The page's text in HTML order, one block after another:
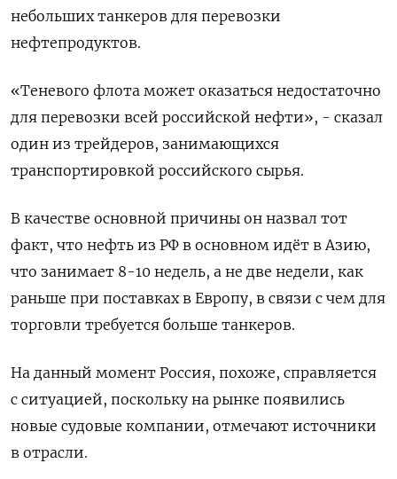
небольших танкеров для перевозки
нефтепродуктов.
«Теневого флота может оказаться недостаточно
для перевозки всей российской нефти», - сказал
один из трейдеров, занимающихся
транспортировкой российского сырья.
В качестве основной причины он назвал тот
факт, что нефть из РФ в основном идёт в Азию,
что занимает 8-10 недель, а не две недели, как
раньше при поставках в Европу, в связи с чем для
торговли требуется больше танкеров.
На данный момент Россия, похоже, справляется
с ситуацией, поскольку на рынке появились
новые судовые компании, отмечают источники
в отрасли.